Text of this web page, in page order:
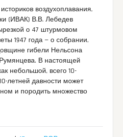
воздухоплавания,
(ИВАК) В.В. Лебедев
о 47 штурмовом
1947 года — о собрании,
гибели Нельсона
В настоящей
небольшой, всего 10-
летней давности может
и породить множество